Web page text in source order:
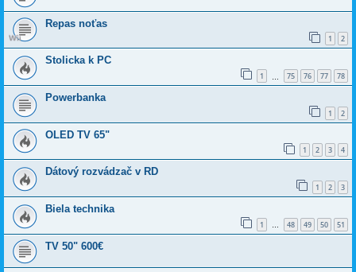
Repas noťas
1 2
Stolicka k PC
1 75 76 77 78
Powerbanka
1 2
OLED TV 65"
1 2 3 4
Dátový rozvádzač v RD
1 2 3
Biela technika
1 … 48 49 50 51
TV 50" 600€